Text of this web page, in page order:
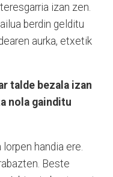
izan zen.
berdin gelditu
aurka, etxetik
talde bezala izan
nola gainditu
handia ere.
Beste